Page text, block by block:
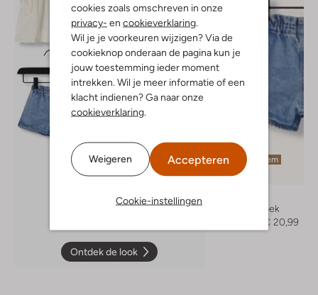
cookies zoals omschreven in onze
privacy- en cookieverklaring
Wil je je voorkeuren wijzigen? Via de
cookieknop onderaan de pagina kun je
jouw toestemming ieder moment
intrekken. Wil je meer informatie of een
klacht indienen? Ga naar onze
cookieverklaring
Weigeren Accepteren
Cookie-instellingen
Ontdek de look
Laatste item
-60%
Korte broek
€ 20,99